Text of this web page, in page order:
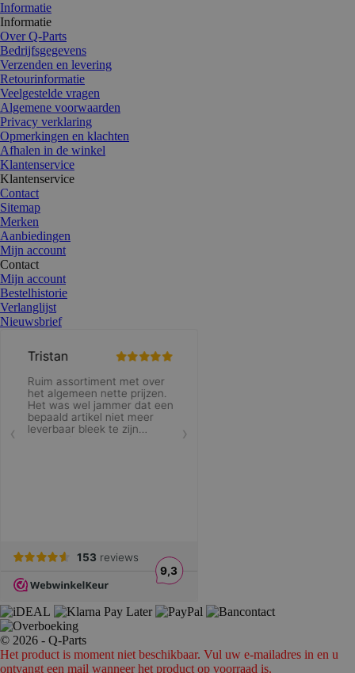
Informatie
Informatie
Over Q-Parts
Bedrijfsgegevens
Verzenden en levering
Retourinformatie
Veelgestelde vragen
Algemene voorwaarden
Privacy verklaring
Opmerkingen en klachten
Afhalen in de winkel
Klantenservice
Klantenservice
Contact
Sitemap
Merken
Aanbiedingen
Mijn account
Contact
Mijn account
Bestelhistorie
Verlanglijst
Nieuwsbrief
© 2026 - Q-Parts
Het product is moment niet beschikbaar. Vul uw e-mailadres in en u
ontvangt een mail wanneer het product op voorraad is.